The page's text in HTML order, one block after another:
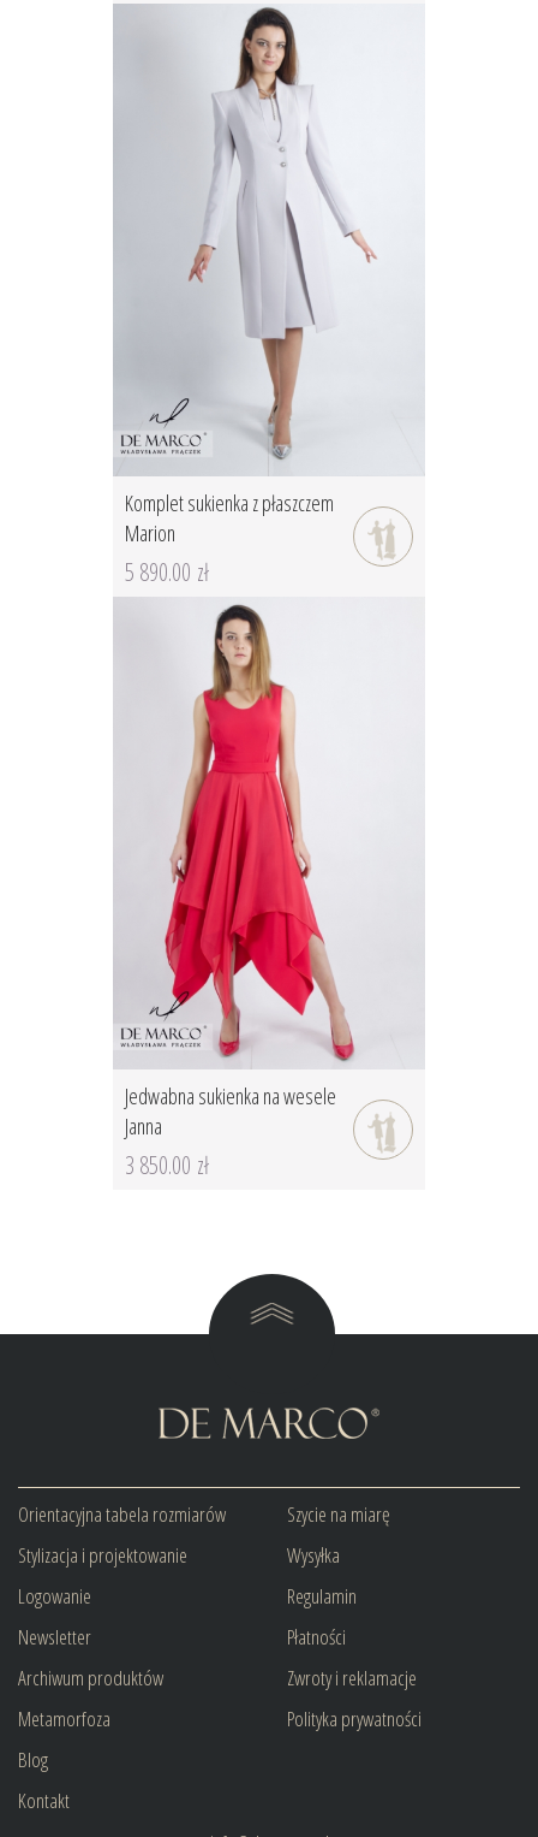
Komplet sukienka z płaszczem
Marion
5 890.00 zł
Jedwabna sukienka na wesele
Janna
3 850.00 zł
Orientacyjna tabela rozmiarów
Stylizacja i projektowanie
Logowanie
Newsletter
Archiwum produktów
Metamorfoza
Blog
Kontakt
Szycie na miarę
Wysyłka
Regulamin
Płatności
Zwroty i reklamacje
Polityka prywatności